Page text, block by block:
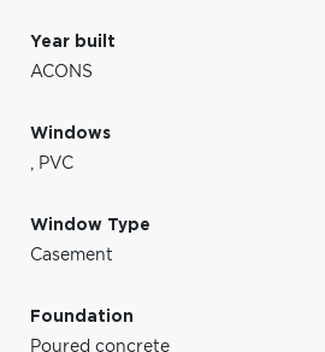
Year built
ACONS
Windows
, PVC
Window Type
Casement
Foundation
Poured concrete